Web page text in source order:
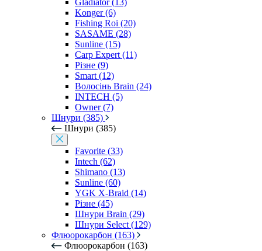
Gladiator (13)
Konger (6)
Fishing Roi (20)
SASAME (28)
Sunline (15)
Carp Expert (11)
Різне (9)
Smart (12)
Волосінь Brain (24)
INTECH (5)
Owner (7)
Шнури (385)
Шнури (385)
Favorite (33)
Intech (62)
Shimano (13)
Sunline (60)
YGK X-Braid (14)
Різне (45)
Шнури Brain (29)
Шнури Select (129)
Флюорокарбон (163)
Флюорокарбон (163)